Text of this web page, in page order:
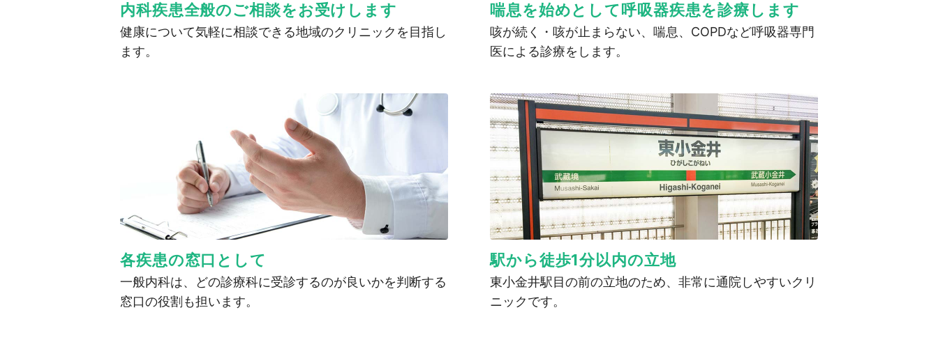
内科疾患全般のご相談をお受けします
健康について気軽に相談できる地域のクリニックを目指し
ます。
喘息を始めとして呼吸器疾患を診療します
咳が続く・咳が止まらない、喘息、COPDなど呼吸器専門
医による診療をします。
各疾患の窓口として
一般内科は、どの診療科に受診するのが良いかを判断する
窓口の役割も担います。
駅から徒歩1分以内の立地
東小金井駅目の前の立地のため、非常に通院しやすいクリ
ニックです。